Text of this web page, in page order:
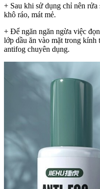
+ Sau khi sử dụng chỉ nên
khô ráo, mát mẻ.
+ Để ngăn ngăn ngừa việc
lớp dầu ăn vào mặt trong
antifog chuyên dụng.